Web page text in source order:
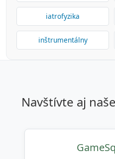
iatrofyzika
inštrumentálny
navštívte aj